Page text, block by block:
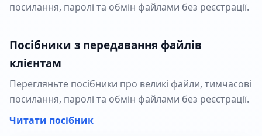
посилання, паролі та обмін файлами без реєстрації.
Посібники з передавання файлів
клієнтам
Перегляньте посібники про великі файли, тимчасові
посилання, паролі та обмін файлами без реєстрації.
Читати посібник